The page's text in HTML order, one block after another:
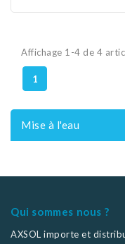
Affichage 1-4 de 4
1
Mise à l'eau
Qui sommes nous ?
AXSOL importe et